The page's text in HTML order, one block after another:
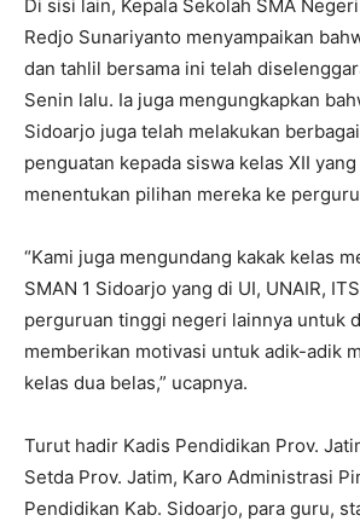
Di sisi lain, Kepala Sekolah SMA
Redjo Sunariyanto menyampaikan
dan tahlil bersama ini telah
Senin lalu. Ia juga mengungkapkan
Sidoarjo juga telah melakukan
penguatan kepada siswa kelas XII
menentukan pilihan mereka ke
“Kami juga mengundang kakak kelas
SMAN 1 Sidoarjo yang di UI, UNAIR,
perguruan tinggi negeri lainnya untuk
memberikan motivasi untuk adik-adik
kelas dua belas,” ucapnya.
Turut hadir Kadis Pendidikan Prov.
Setda Prov. Jatim, Karo Administrasi
Pendidikan Kab. Sidoarjo, para guru,